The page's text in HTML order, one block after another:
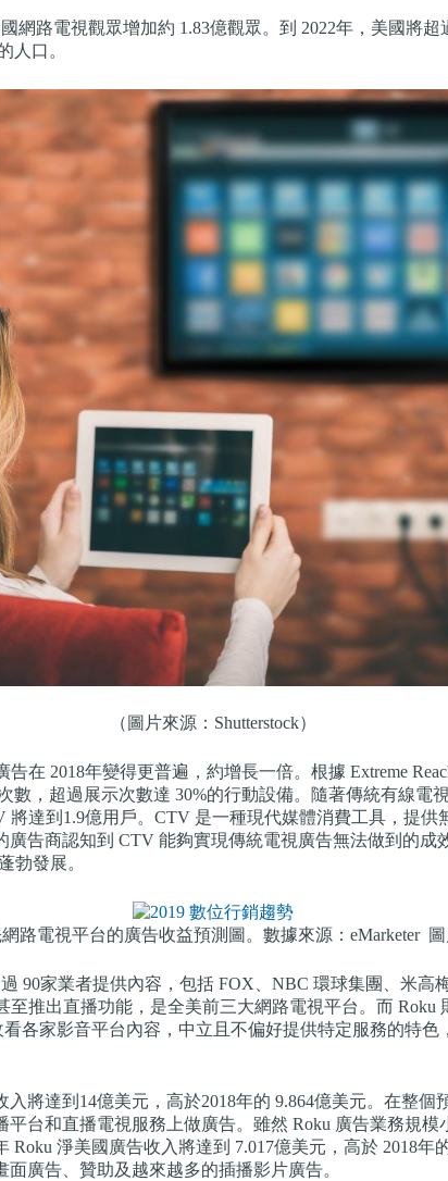
網路電視觀眾增加約 1.83億觀眾。到 2022年，美國將
人口。
（圖片來源：Shutterstock）
在 2018年變得更普遍，約增長一倍。根據 Extreme
數，超過展示次數達 30%的行動設備。隨著傳統有線電
將達到1.9億用戶。CTV 是一種現代媒體消費工具，提供
廣告商認知到 CTV 能夠實現傳統電視廣告無法做到的成
勃發展。
網路電視平台的廣告收益預測圖。數據來源：eMarketer
90家業者提供內容，包括 FOX、NBC 環球集團、米高
至推出直播功能，是全美前三大網路電視平台。而 Roku
各家影音平台內容，中立且不偏好提供特定服務的特色
入將達到14億美元，高於2018年的 9.864億美元。在整個
台和直播電視服務上做廣告。雖然 Roku 廣告業務規模
Roku 淨美國廣告收入將達到 7.017億美元，高於 2018年
廣告、贊助及越來越多的插播影片廣告。